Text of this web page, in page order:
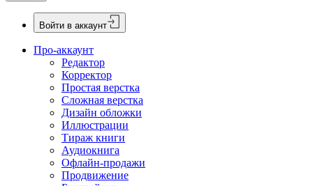
Войти в аккаунт
Про-аккаунт
Редактор
Корректор
Простая верстка
Сложная верстка
Дизайн обложки
Иллюстрации
Тираж книги
Аудиокнига
Офлайн-продажи
Продвижение